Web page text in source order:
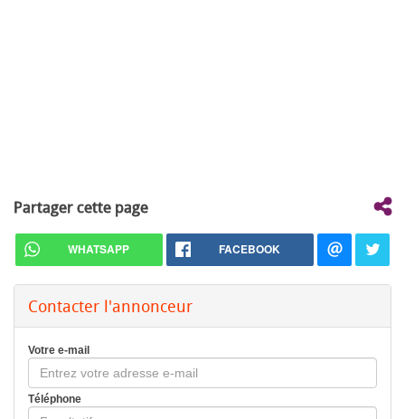
Partager cette page
WHATSAPP FACEBOOK
Contacter l'annonceur
Votre e-mail
Téléphone